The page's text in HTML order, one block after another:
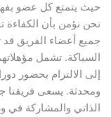
حيث يتمتع كل عضو
نحن نؤمن بأن الكفاءة
جميع أعضاء الفريق
السباكة. تشمل
إلى الالتزام بحضور
ومحدثة. يسعى فريقنا
الذاتي والمشاركة